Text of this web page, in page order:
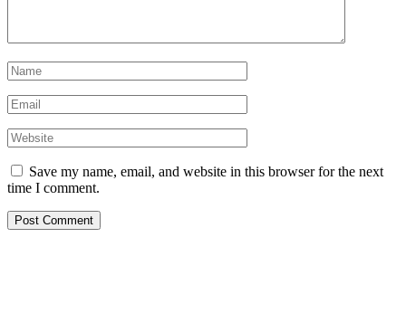
Save my name, email, and website in this browser for the next
time I comment.